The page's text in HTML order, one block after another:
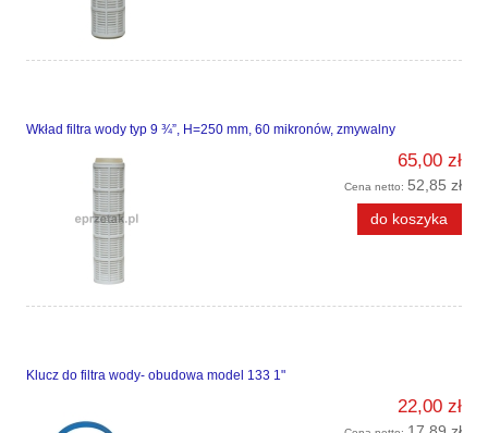
Wkład filtra wody typ 9 ¾”, H=250 mm, 60 mikronów, zmywalny
65,00 zł
Cena netto: 52,85 zł
do koszyka
Klucz do filtra wody- obudowa model 133 1"
22,00 zł